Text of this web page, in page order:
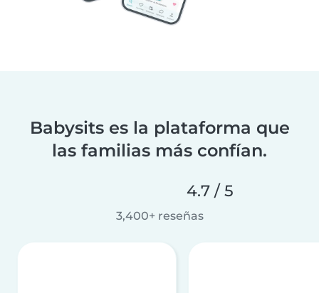
Babysits es la plataforma que
las familias más confían.
4.7 / 5
3,400+ reseñas